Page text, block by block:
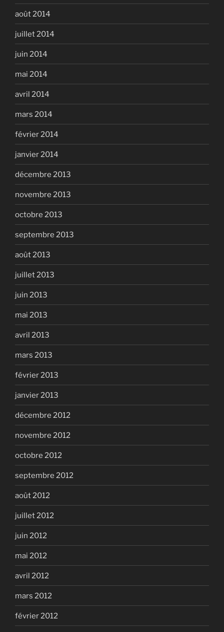
août 2014
juillet 2014
juin 2014
mai 2014
avril 2014
mars 2014
février 2014
janvier 2014
décembre 2013
novembre 2013
octobre 2013
septembre 2013
août 2013
juillet 2013
juin 2013
mai 2013
avril 2013
mars 2013
février 2013
janvier 2013
décembre 2012
novembre 2012
octobre 2012
septembre 2012
août 2012
juillet 2012
juin 2012
mai 2012
avril 2012
mars 2012
février 2012